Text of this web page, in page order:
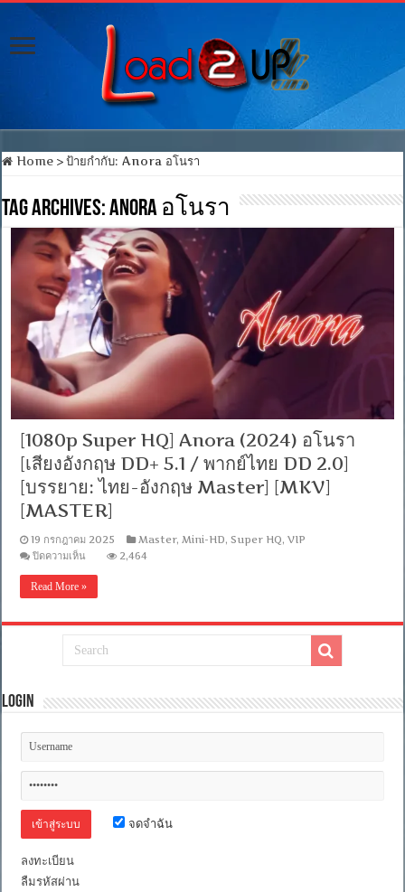
Home > ป้ายกำกับ:Anora อโนรา
Tag Archives:Anora อโนรา
[1080p Super HQ] Anora (2024) อโนรา
[เสียงอังกฤษ DD+ 5.1 / พากย์ไทย DD 2.0]
[บรรยาย: ไทย-อังกฤษ Master] [MKV]
[MASTER]
19 กรกฎาคม 2025 Master, Mini-HD,Super HQ,VIP
ปิดความเห็น
HQ]
(2024)
โนรา
DD+
5.1
พากย์
ไทย-
อังกฤษ
Master]
2,464
Read More »
Login
จดจำฉัน
ลงทะเบียน
ลืมรหัสผ่าน